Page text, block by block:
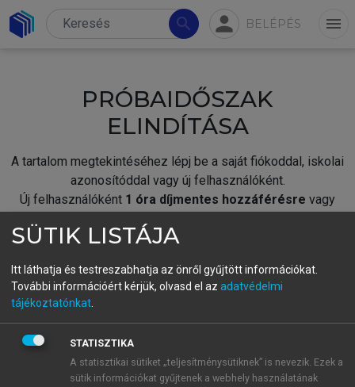
search person BELÉPÉS menu
PRÓBAIDŐSZAK
ELINDÍTÁSA
A tartalom megtekintéséhez lépj be a saját fiókoddal, iskolai
azonosítóddal vagy új felhasználóként.
Új felhasználóként 1 óra díjmentes hozzáférésre vagy
fiókoddal,vagy hozz létre új fiókot.
A regisztráció után apróbaidőszakautomatikusan
BELÉPÉS SAJÁT FIÓKKAL
SÜTIK LISTÁJA
Itt láthatja és testreszabhatja az önről gyűjtött információkat.
További információért kérjük, olvasd el az adatvédelmi
tájékoztatónkat
STATISZTIKA
A statisztikai sütiket „teljesítménysütiknek” is nevezik. Ezek a
sütik információkat gyűjtenek a webhely használatának